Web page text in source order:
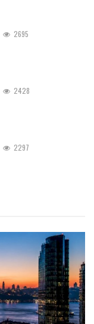
2695
2428
2297